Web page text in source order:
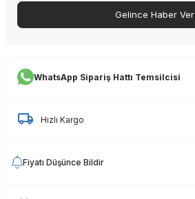
Gelince Haber Ver
WhatsApp Sipariş Hattı Temsilcisi
Hızlı Kargo
Fiyatı Düşünce Bildir